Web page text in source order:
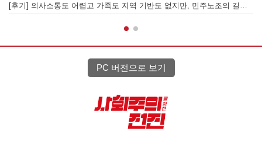
[후기] 의사소통도 어렵고 가족도 지역 기반도 없지만, 민주노조의 길이 옳기에 투쟁하는 이주노동자
PC 버전으로 보기